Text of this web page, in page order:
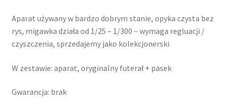
Aparat używany w bardzo dobrym stanie, opyka czysta bez
rys, migawka działa od 1/25 – 1/300 – wymaga regluacji /
czyszczenia, sprzedajemy jako kolekcjonerski
W zestawie: aparat, oryginalny futerał + pasek
Gwarancja: brak